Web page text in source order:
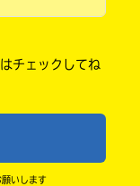
、待ってて
画面にバナー
チェックしてね
いします